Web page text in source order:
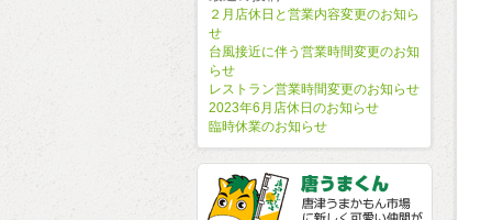
２月店休日と営業内容変更のお知ら
せ
台風接近に伴う営業時間変更のお知
らせ
レストラン営業時間変更のお知らせ
2023年6月店休日のお知らせ
臨時休業のお知らせ